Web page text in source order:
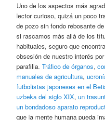
Uno de los aspectos más
lector curioso, quizá un poco
de pozo sin fondo rebosante
si rascamos más allá de los
habituales, seguro que
obsesión de nuestro interés
parafilia.Tráfico de órganos,
manuales de agricultura,
futbolistas japoneses en el
uzbeka del siglo XIX,un
un bondadoso aparato
que la mente humana pueda